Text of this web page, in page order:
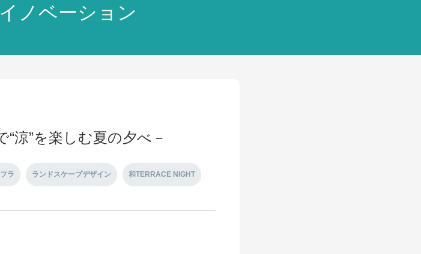
ノベーション
涼”を楽しむ夏の夕べ－
ラ ランドスケープデザイン 和TERRACE NIGHT